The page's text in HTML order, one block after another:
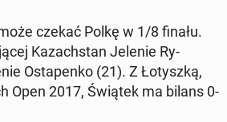
czekać Polkę w 1/8 finału.
Kazach­stan Jelenie Ry­
Ostapenko (21). Z Ło­tyszką,
Open 2017, Świątek ma bilans 0-